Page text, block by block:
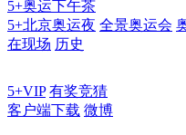
5+奥运下午茶
5+北京奥运夜 全景奥运会
在现场 历史
5+VIP 有奖竞猜
客户端下载 微博